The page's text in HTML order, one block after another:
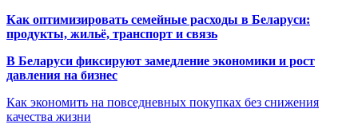
Как оптимизировать семейные расходы в Беларуси:
продукты, жильё, транспорт и связь
В Беларуси фиксируют замедление экономики и рост
давления на бизнес
Как экономить на повседневных покупках без снижения
качества жизни